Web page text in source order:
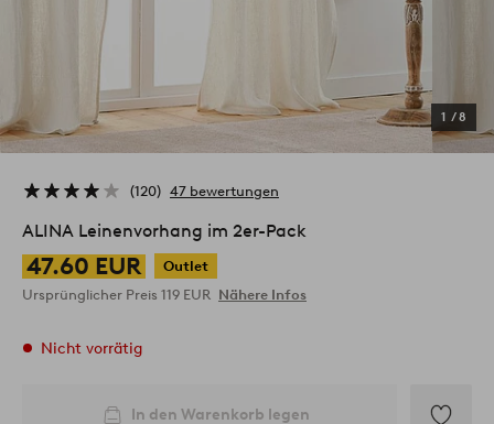
1 /8
120 47 bewertungen
ALINA Leinenvorhang im 2er-Pack
47.60 EUR
Outlet
Ursprünglicher Preis 119 EUR Nähere Infos
Nicht vorrätig
In den Warenkorb legen